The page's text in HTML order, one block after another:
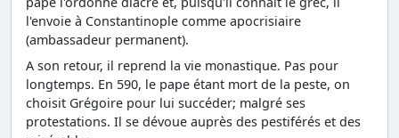
l'envoie à Constantinople comme apocrisiaire
(ambassadeur permanent).
A son retour, il reprend la vie monastique. Pas pour
longtemps. En 590, le pape étant mort de la peste, on
choisit Grégoire pour lui succéder; malgré ses
protestations. Il se dévoue auprès des pestiférés et des